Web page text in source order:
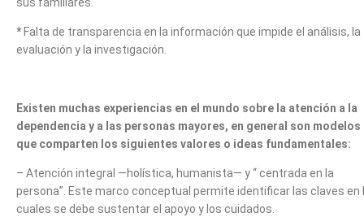
sus familiares.
*Falta de transparencia en la información que impide el análisis, la
evaluación y la investigación.
Existen muchas experiencias en el mundo sobre la atención a la
dependencia y a las personas mayores, en general son modelos
que comparten los siguientes valores o ideas fundamentales:
– Atención integral —holística, humanista— y “ centrada en la
persona”. Este marco conceptual permite identificar las claves en
cuales se debe sustentar el apoyo y los cuidados.